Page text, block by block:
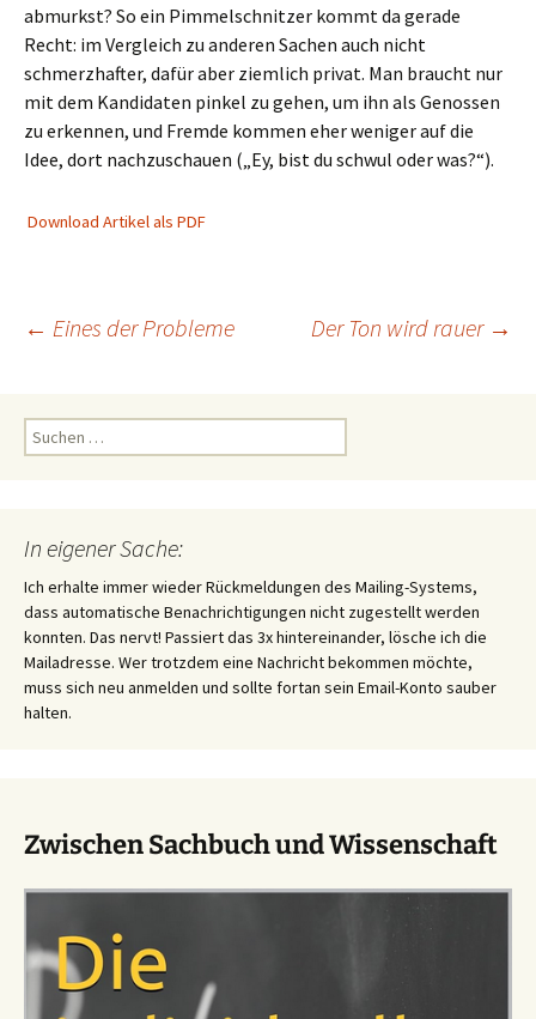
abmurkst? So ein Pimmelschnitzer kommt da gerade
Recht: im Vergleich zu anderen Sachen auch nicht
schmerzhafter, dafür aber ziemlich privat. Man braucht nur
mit dem Kandidaten pinkel zu gehen, um ihn als Genossen
zu erkennen, und Fremde kommen eher weniger auf die
Idee, dort nachzuschauen („Ey, bist du schwul oder was?“).
Download Artikel als PDF
Beitragsnavigation
← Eines der Probleme Der Ton wird rauer →
Suchen
nach:
In eigener Sache:
Ich erhalte immer wieder Rückmeldungen des Mailing-Systems,
dass automatische Benachrichtigungen nicht zugestellt werden
konnten. Das nervt! Passiert das 3x hintereinander, lösche ich die
Mailadresse. Wer trotzdem eine Nachricht bekommen möchte,
muss sich neu anmelden und sollte fortan sein Email-Konto sauber
halten.
Zwischen Sachbuch und Wissenschaft